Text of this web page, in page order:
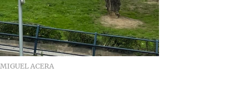
MIGUEL ACERA